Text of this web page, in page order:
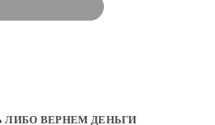
ЛИБО ВЕРНЕМ ДЕНЬГИ